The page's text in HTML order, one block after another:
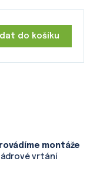
do košíku
montáže
vrtání